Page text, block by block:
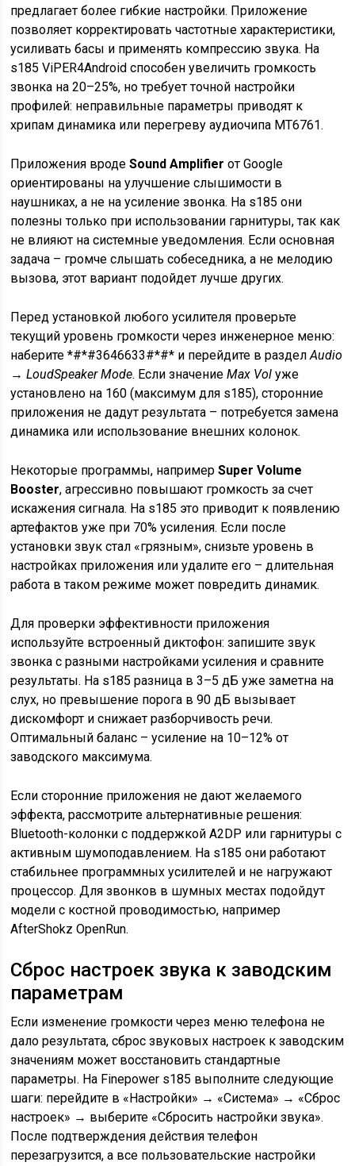
предлагает более гибкие настройки. Приложение
позволяет корректировать частотные характеристики,
усиливать басы и применять компрессию звука. На
s185 ViPER4Android способен увеличить громкость
звонка на 20–25%, но требует точной настройки
профилей: неправильные параметры приводят к
хрипам динамика или перегреву аудиочипа MT6761.
Приложения вродеSound Amplifier от Google
ориентированы на улучшение слышимости в
наушниках, а не на усиление звонка. На s185 они
полезны только при использовании гарнитуры, так как
не влияют на системные уведомления. Если основная
задача – громче слышать собеседника, а не мелодию
вызова, этот вариант подойдет лучше других.
Перед установкой любого усилителя проверьте
текущий уровень громкости через инженерное меню:
наберите *#*#3646633#*#* и перейдите в разделAudio
→LoudSpeaker Mode. Если значениеMax Vol уже
установлено на 160 (максимум для s185), сторонние
приложения не дадут результата – потребуется замена
динамика или использование внешних колонок.
Некоторые программы, напримерSuper Volume
Booster, агрессивно повышают громкость за счет
искажения сигнала. На s185 это приводит к появлению
артефактов уже при 70% усиления. Если после
установки звук стал «грязным», снизьте уровень в
настройках приложения или удалите его – длительная
работа в таком режиме может повредить динамик.
Для проверки эффективности приложения
используйте встроенный диктофон: запишите звук
звонка с разными настройками усиления и сравните
результаты. На s185 разница в 3–5 дБ уже заметна на
слух, но превышение порога в 90 дБ вызывает
дискомфорт и снижает разборчивость речи.
Оптимальный баланс – усиление на 10–12% от
заводского максимума.
Если сторонние приложения не дают желаемого
эффекта, рассмотрите альтернативные решения:
Bluetooth-колонки с поддержкой A2DP или гарнитуры с
активным шумоподавлением. На s185 они работают
стабильнее программных усилителей и не нагружают
процессор. Для звонков в шумных местах подойдут
модели с костной проводимостью, например
AfterShokz OpenRun.
Сброс настроек звука к заводским
параметрам
Если изменение громкости через меню телефона не
дало результата, сброс звуковых настроек к заводским
значениям может восстановить стандартные
параметры. На Finepower s185 выполните следующие
шаги: перейдите в «Настройки» → «Система» → «Сброс
настроек» → выберите «Сбросить настройки звука».
После подтверждения действия телефон
перезагрузится, а все пользовательские настройки